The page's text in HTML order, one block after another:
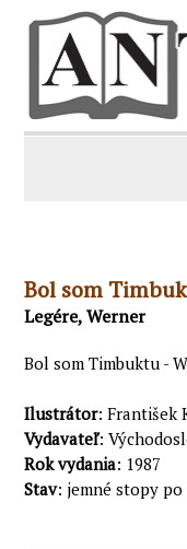
Bol som
Legére, Werner
Bol som Timbuktu -
Ilustrátor: František
Vydavateľ:
Rok vydania: 1987
Stav: jemné stopy